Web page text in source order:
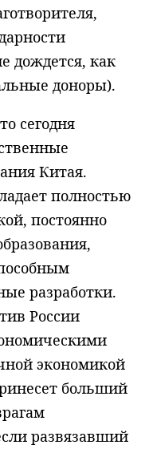
дождется, как
доноры).
сегодня
Китая.
полностью
постоянно
разработки.
России
экономикой
больший
развязавший